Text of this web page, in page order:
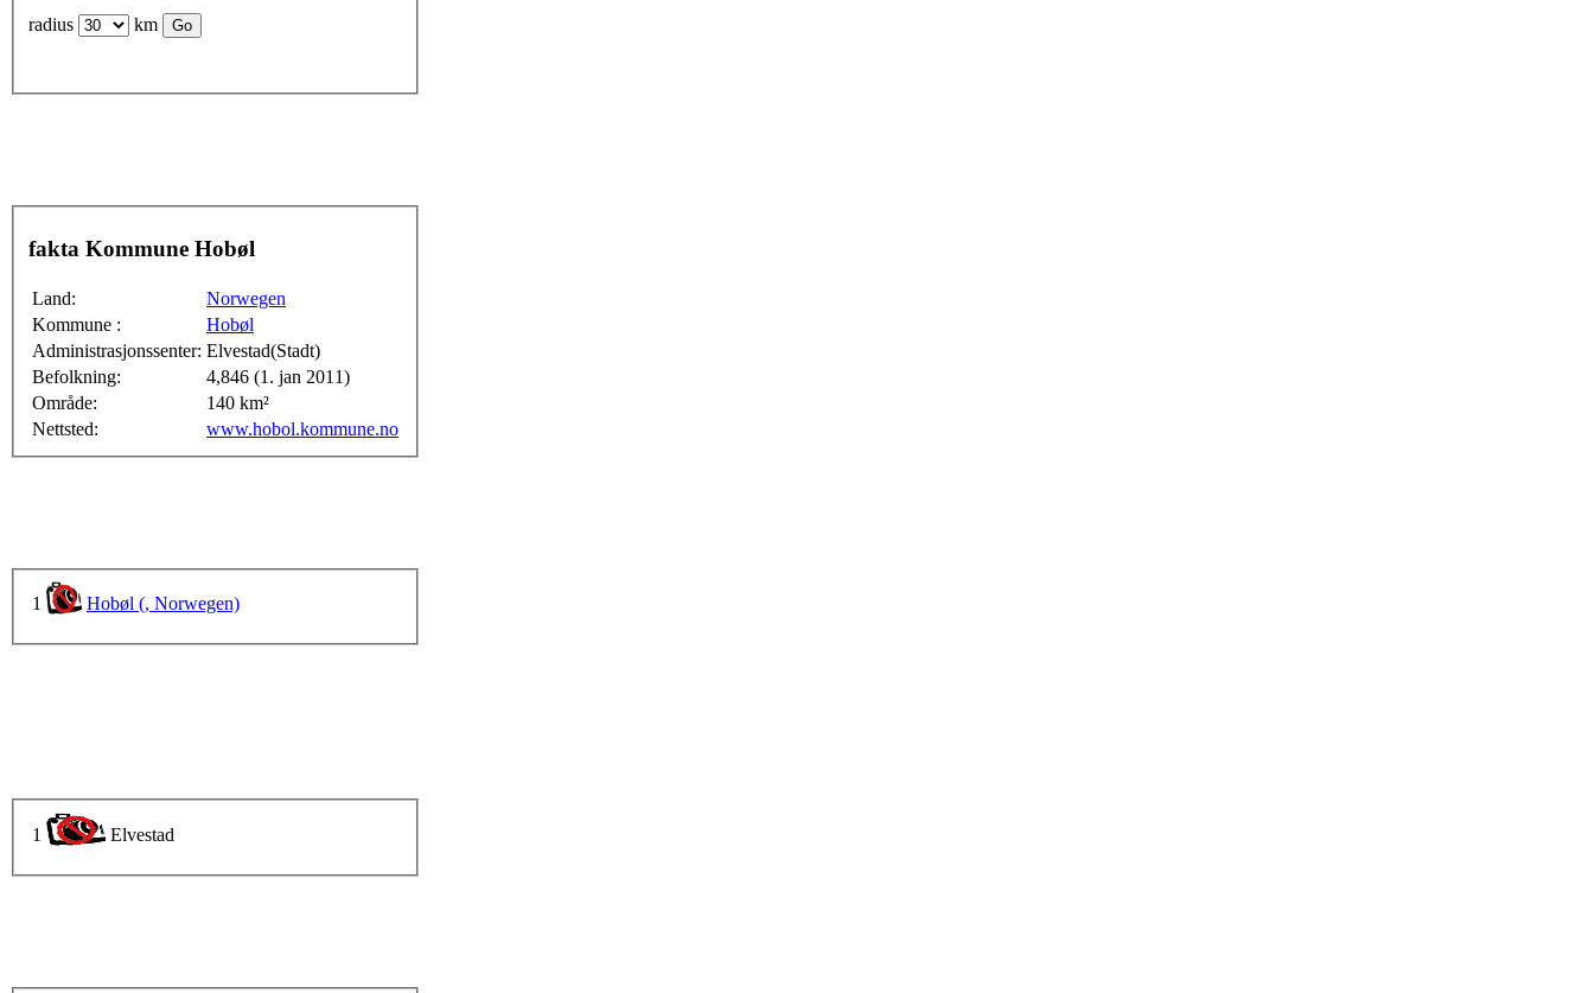
radius km
fakta Kommune Hobøl
Land:
Norwegen
Kommune :
Hobøl
Administrasjonssenter: Elvestad(Stadt)
Befolkning:
4,846 (1. jan 2011)
Område:
140 km²
Nettsted:
www.hobol.kommune.no
1 Hobøl (, Norwegen)
1 Elvestad